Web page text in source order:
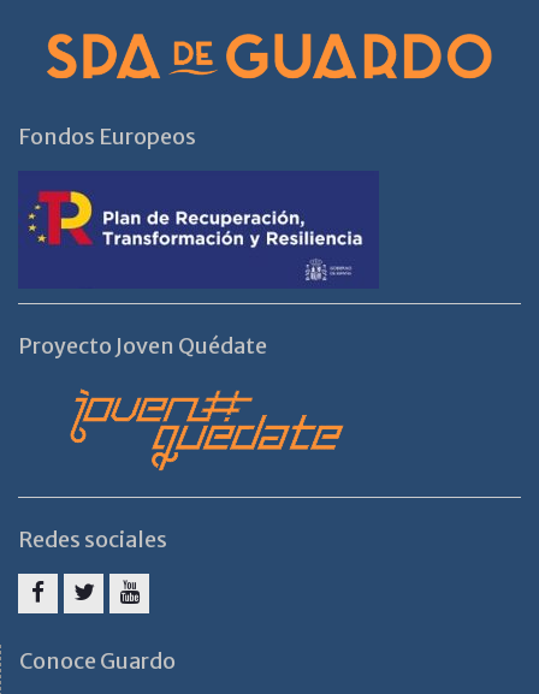
Fondos Europeos
Proyecto Joven Quédate
Redes sociales
Conoce Guardo